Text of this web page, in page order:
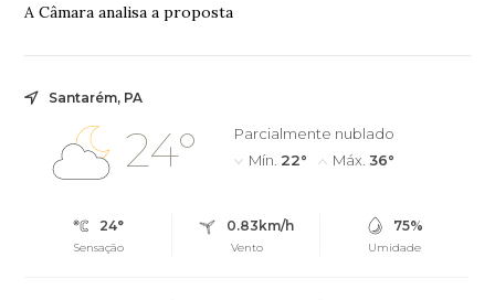
A Câmara analisa a proposta
Santarém, PA
24°
Parcialmente nublado
Mín. 22° Máx. 36°
24°
Sensação
0.83km/h
Vento
75%
Umidade